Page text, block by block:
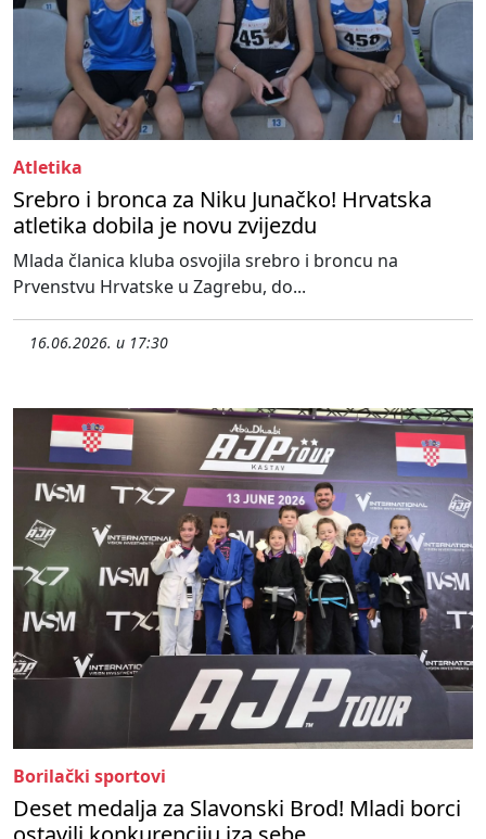
Atletika
Srebro i bronca za Niku Junačko! Hrvatska
atletika dobila je novu zvijezdu
Mlada članica kluba osvojila srebro i broncu na
Prvenstvu Hrvatske u Zagrebu, do...
16.06.2026. u 17:30
Borilački sportovi
Deset medalja za Slavonski Brod! Mladi borci